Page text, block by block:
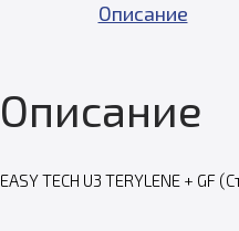
Описание
Описание
EASY TECH U3 TERYLENE +